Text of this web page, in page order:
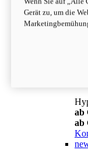
ab
ab
Gerät zu, um die